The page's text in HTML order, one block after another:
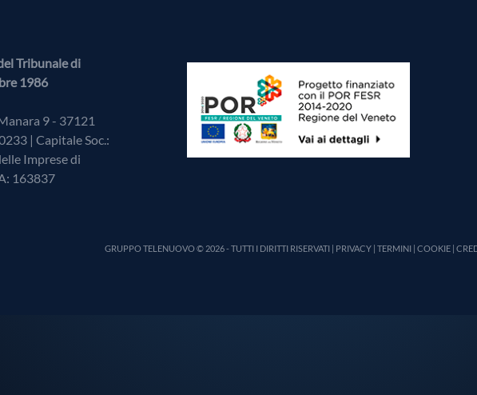
Tribunale di
1986
9 - 37121
| Capitale Soc.:
Imprese di
163837
GRUPPO TELENUOVO © 2026 - TUTTI I DIRITTI RISERVATI | PRIVACY | TERMINI | COOKIE |